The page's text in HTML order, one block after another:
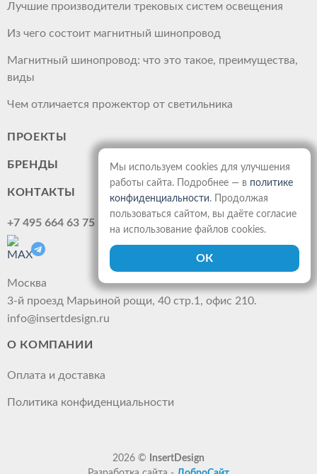
Лучшие производители трековых систем освещения
Из чего состоит магнитный шинопровод
Магнитный шинопровод: что это такое, преимущества,
виды
Чем отличается прожектор от светильника
ПРОЕКТЫ
БРЕНДЫ
КОНТАКТЫ
+7 495 664 63 75
Москва
3-й проезд Марьиной рощи, 40 стр.1, офис 210.
info@insertdesign.ru
О КОМПАНИИ
Оплата и доставка
Политика конфиденциальности
2026 ©
InsertDesign
Мы используем cookies для улучшения
работы сайта. Подробнее — в политике
конфиденциальности. Продолжая
пользоваться сайтом, вы даёте согласие
на использование файлов cookies.